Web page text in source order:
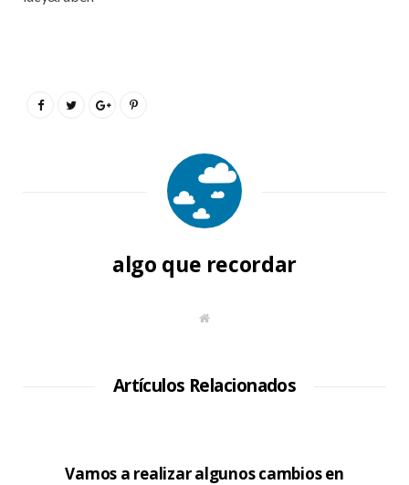
algo que recordar
S
W
Artículos Relacionados
Vamos a realizar algunos cambios en